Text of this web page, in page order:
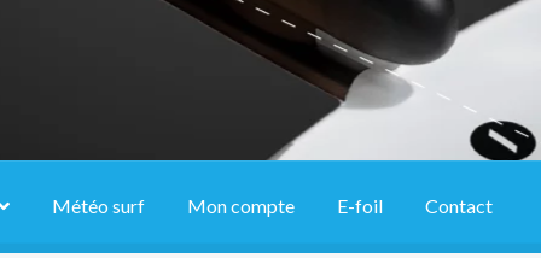
Météo surf Mon compte E-foil Contact